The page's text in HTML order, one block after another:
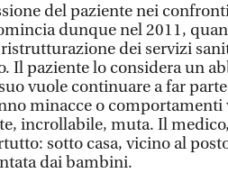
del paziente nei
dunque nel 2011,
dei servizi
Il paziente lo considera un
vuole continuare a far
minacce o
incrollabile, muta. Il
sotto casa, vicino al
dai bambini.